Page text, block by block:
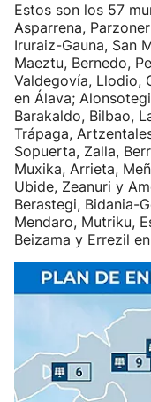
Estos son los 57
Asparrena,
Iruraiz-Gauna, San
Maeztu, Bernedo,
Valdegovía, Llodio,
en Álava;
Barakaldo, Bilbao,
Trápaga,
Sopuerta, Zalla,
Muxika, Arrieta,
Ubide, Zeanuri y
Berastegi, Bidania-
Mendaro, Mutriku,
Beizama y Errezil